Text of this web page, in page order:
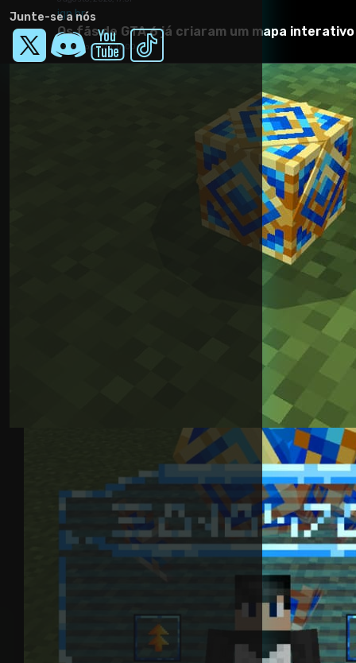
Junte-se a nós
ign br
Os fãs de GTA 6 já criaram um mapa
5 agosto, 2026, 17:00